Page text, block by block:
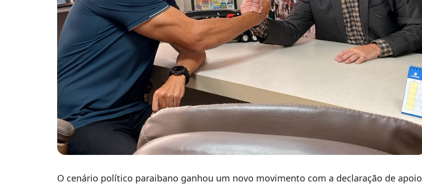
O cenário político paraibano ganhou um novo movimento com a declaração de apoio